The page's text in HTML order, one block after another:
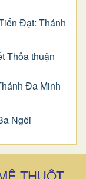
Đạt: Thánh
Thỏa thuận
Đa Minh
Ngôi